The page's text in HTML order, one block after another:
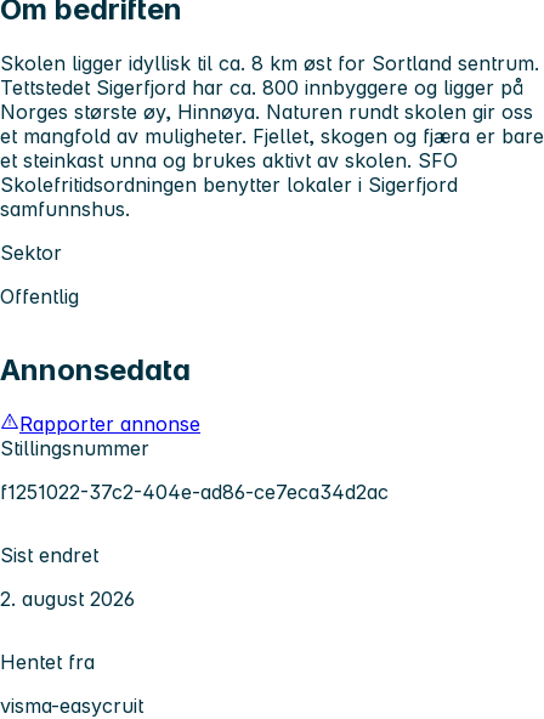
Om bedriften
Skolen ligger idyllisk til ca. 8 km øst for Sortland sentrum.
Tettstedet Sigerfjord har ca. 800 innbyggere og ligger på
Norges største øy, Hinnøya. Naturen rundt skolen gir oss
et mangfold av muligheter. Fjellet, skogen og fjæra er bare
et steinkast unna og brukes aktivt av skolen. SFO
Skolefritidsordningen benytter lokaler i Sigerfjord
samfunnshus.
Sektor
Offentlig
Annonsedata
Rapporter annonse
Stillingsnummer
f1251022-37c2-404e-ad86-ce7eca34d2ac
Sist endret
2. august 2026
Hentet fra
visma-easycruit